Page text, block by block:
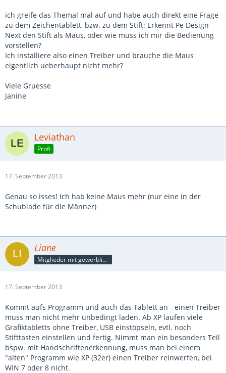
ich greife das Themal mal auf und habe auch direkt eine Frage
zu dem Zeichentablett, bzw. zu dem Stift: Erkennt Pe Design
Next den Stift als Maus, oder wie muss ich mir die Bedienung
vorstellen?
Ich installiere also einen Treiber und brauche die Maus
eigentlich ueberhaupt nicht mehr?
Viele Gruesse
Janine
Leviathan
Profi
17. September 2013
Genau so isses! Ich hab keine Maus mehr (nur eine in der
Schublade für die Männer)
Liane
Mitglieder mit gewerblicher Verbindung, auch als Mitarbeiter/in
17. September 2013
Kommt aufs Programm und auch das Tablett an - einen Treiber
muss man nicht mehr unbedingt laden. Ab XP laufen viele
Grafiktabletts ohne Treiber, USB einstöpseln, evtl. noch
Stifttasten einstellen und fertig. Nimmt man ein besonders Teil
bspw. mit Handschriftenerkennung, muss man bei einem
"alten" Programm wie XP (32er) einen Treiber reinwerfen, bei
WIN 7 oder 8 nicht.